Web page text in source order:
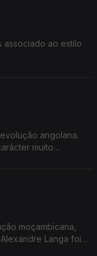
associado ao estilo
angolana.
muito
moçambicana,
Langa foi